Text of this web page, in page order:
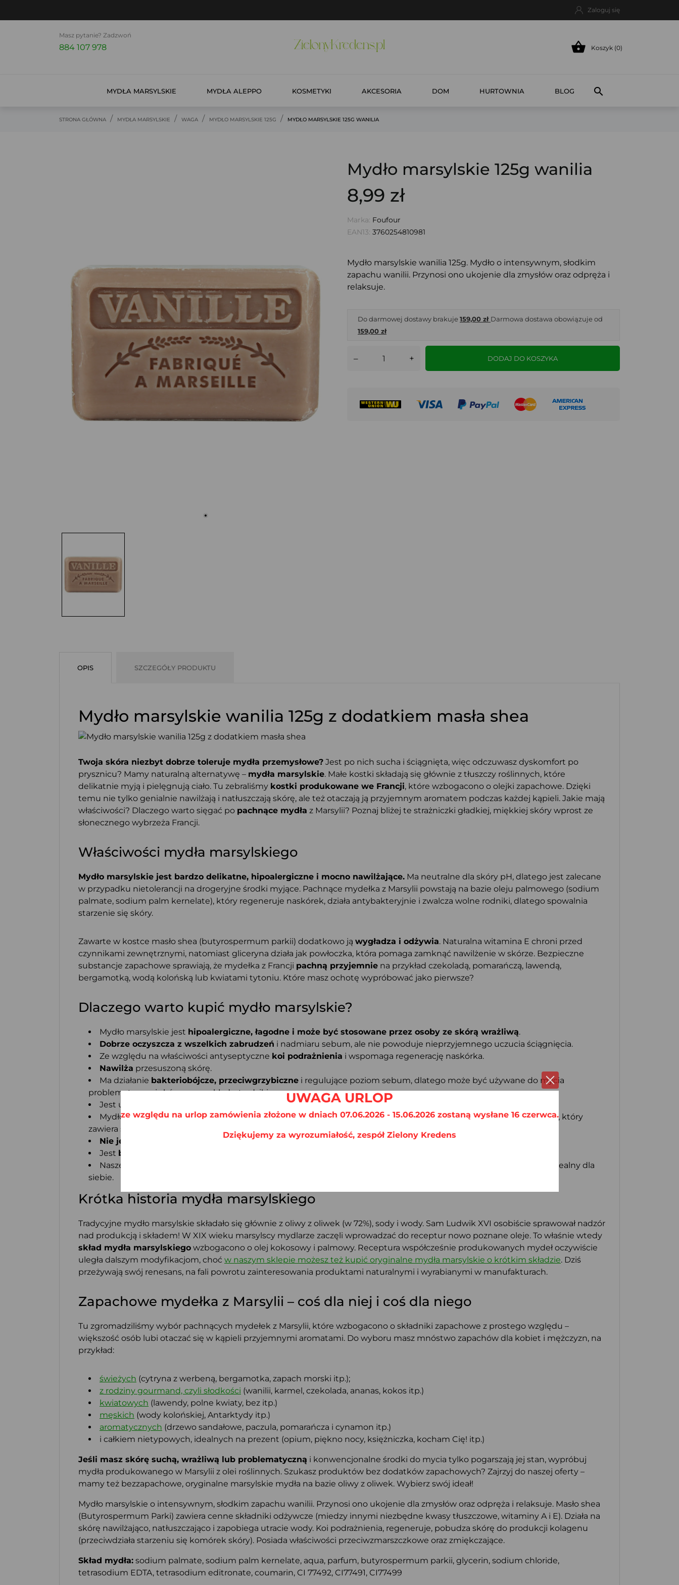
Zaloguj się
Masz pytanie? Zadzwoń
884 107 978  Koszyk (0)
MYDŁA MARSYLSKIE MYDŁA ALEPPO KOSMETYKI AKCESORIA DOM HURTOWNIA BLOG 
STRONA GŁÓWNA MYDŁA MARSYLSKIE WAGA MYDŁO MARSYLSKIE 125G MYDŁO MARSYLSKIE 125G WANILIA
Mydło marsylskie 125g wanilia
8,99 zł
Marka: Foufour
EAN13: 3760254810981
Mydło marsylskie wanilia 125g. Mydło o intensywnym, słodkim
zapachu wanilii. Przynosi ono ukojenie dla zmysłów oraz odpręża i
relaksuje.
Do darmowej dostawy brakuje 159,00 zł Darmowa dostawa obowiązuje od
159,00 zł
– + DODAJ DO KOSZYKA
OPIS SZCZEGÓŁY PRODUKTU
Mydło marsylskie wanilia 125g z dodatkiem masła shea
Twoja skóra niezbyt dobrze toleruje mydła przemysłowe? Jest po nich sucha i ściągnięta, więc odczuwasz dyskomfort po
prysznicu? Mamy naturalną alternatywę – mydła marsylskie. Małe kostki składają się głównie z tłuszczy roślinnych, które
delikatnie myją i pielęgnują ciało. Tu zebraliśmy kostki produkowane we Francji, które wzbogacono o olejki zapachowe. Dzięki
temu nie tylko genialnie nawilżają i natłuszczają skórę, ale też otaczają ją przyjemnym aromatem podczas każdej kąpieli. Jakie mają
właściwości? Dlaczego warto sięgać po pachnące mydła z Marsylii? Poznaj bliżej te strażniczki gładkiej, miękkiej skóry wprost ze
słonecznego wybrzeża Francji.
Właściwości mydła marsylskiego
Mydło marsylskie jest bardzo delikatne, hipoalergiczne i mocno nawilżające. Ma neutralne dla skóry pH, dlatego jest zalecane
w przypadku nietolerancji na drogeryjne środki myjące. Pachnące mydełka z Marsylii powstają na bazie oleju palmowego (sodium
palmate, sodium palm kernelate), który regeneruje naskórek, działa antybakteryjnie i zwalcza wolne rodniki, dlatego spowalnia
starzenie się skóry.
Zawarte w kostce masło shea (butyrospermum parkii) dodatkowo ją wygładza i odżywia. Naturalna witamina E chroni przed
czynnikami zewnętrznymi, natomiast gliceryna działa jak powłoczka, która pomaga zamknąć nawilżenie w skórze. Bezpieczne
substancje zapachowe sprawiają, że mydełka z Francji pachną przyjemnie na przykład czekoladą, pomarańczą, lawendą,
bergamotką, wodą kolońską lub kwiatami tytoniu. Które masz ochotę wypróbować jako pierwsze?
Dlaczego warto kupić mydło marsylskie?
Mydło marsylskie jest hipoalergiczne, łagodne i może być stosowane przez osoby ze skórą wrażliwą.
Dobrze oczyszcza z wszelkich zabrudzeń i nadmiaru sebum, ale nie powoduje nieprzyjemnego uczucia ściągnięcia.
Ze względu na właściwości antyseptyczne koi podrażnienia i wspomaga regenerację naskórka.
Nawilża przesuszoną skórę.
Ma działanie bakteriobójcze, przeciwgrzybiczne i regulujące poziom sebum, dlatego może być używane do mycia
problematycznej skóry, na przykład z trądzikiem.
Jest uniwersalne – możesz go używać
do mycia ciała, twarzy, a nawet włosów
Mydło marsylskie jest produktem powstałym na bazie naturalnych substancji, w tym przypadku oleju palmowego, który
zawiera sporą ilość witaminy E
Nie jest testowane na zwierzętach, ani nie zawiera tłuszczów odzwierzęcych.
Jest biodegradowalne
Nasze mydełka z Marsylii dodatkowo
. Wybór aromatów jest bardzo szeroki, więc każdy znajdzie idealny dla
siebie.
Krótka historia mydła marsylskiego
Tradycyjne mydło marsylskie składało się głównie z oliwy z oliwek (w 72%), sody i wody. Sam Ludwik XVI osobiście sprawował nadzór
nad produkcją i składem! W XIX wieku marsylscy mydlarze zaczęli wprowadzać do receptur nowo poznane oleje. To właśnie wtedy
skład mydła marsylskiego wzbogacono o olej kokosowy i palmowy. Receptura współcześnie produkowanych mydeł oczywiście
uległa dalszym modyfikacjom, choć w naszym sklepie możesz też kupić oryginalne mydła marsylskie o krótkim składzie. Dziś
przeżywają swój renesans, na fali powrotu zainteresowania produktami naturalnymi i wyrabianymi w manufakturach.
Zapachowe mydełka z Marsylii – coś dla niej i coś dla niego
Tu zgromadziliśmy wybór pachnących mydełek z Marsylii, które wzbogacono o składniki zapachowe z prostego względu –
większość osób lubi otaczać się w kąpieli przyjemnymi aromatami. Do wyboru masz mnóstwo zapachów dla kobiet i mężczyzn, na
przykład:
świeżych (cytryna z werbeną, bergamotka, zapach morski itp.);
z rodziny gourmand, czyli słodkości (wanilii, karmel, czekolada, ananas, kokos itp.)
kwiatowych (lawendy, polne kwiaty, bez itp.)
męskich (wody kolońskiej, Antarktydy itp.)
aromatycznych (drzewo sandałowe, paczula, pomarańcza i cynamon itp.)
i całkiem nietypowych, idealnych na prezent (opium, piękno nocy, księżniczka, kocham Cię! itp.)
Jeśli masz skórę suchą, wrażliwą lub problematyczną i konwencjonalne środki do mycia tylko pogarszają jej stan, wypróbuj
mydła produkowanego w Marsylii z olei roślinnych. Szukasz produktów bez dodatków zapachowych? Zajrzyj do naszej oferty –
mamy też bezzapachowe, oryginalne marsylskie mydła na bazie oliwy z oliwek. Wybierz swój ideał!
Mydło marsylskie o intensywnym, słodkim zapachu wanilii. Przynosi ono ukojenie dla zmysłów oraz odpręża i relaksuje. Masło shea
(Butyrospermum Parki) zawiera cenne składniki odżywcze (miedzy innymi niezbędne kwasy tłuszczowe, witaminy A i E). Działa na
skórę nawilżająco, natłuszczająco i zapobiega utracie wody. Koi podrażnienia, regeneruje, pobudza skórę do produkcji kolagenu
(przeciwdziała starzeniu się komórek skóry). Posiada właściwości przeciwzmarszczkowe oraz zmiękczające.
Skład mydła: sodium palmate, sodium palm kernelate, aqua, parfum, butyrospermum parkii, glycerin, sodium chloride,
tetrasodium EDTA, tetrasodium editronate, coumarin, CI 77492, CI77491, CI77499
UWAGA URLOP
ze względu na urlop zamówienia złożone w dniach 07.06.2026 - 15.06.2026 zostaną wysłane 16 czerwca.
Dziękujemy za wyrozumiałość, zespół Zielony Kredens